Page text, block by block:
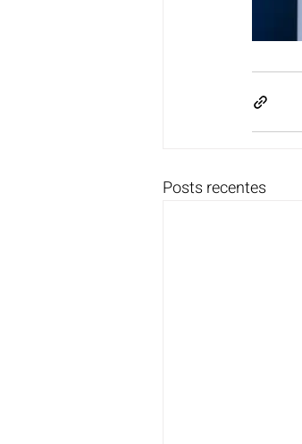
Posts recentes